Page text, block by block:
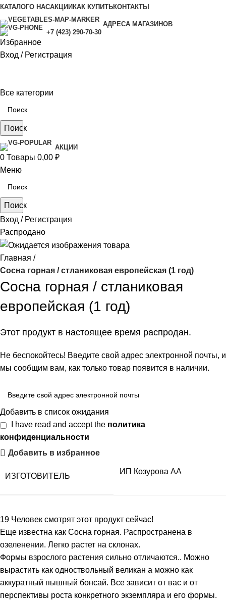
КАТАЛОГО НАСАКЦИИ КАК КУПИТЬКОНТАКТЫ
АДРЕСА МАГАЗИНОВ
+7 (423) 290-70-30
Избранное
Вход / Регистрация
Все категории
Поиск
АКЦИИ
0 Товары 0,00 ₽
Меню
Поиск
Вход / Регистрация
Распродано
Главная
Сосна горная / стланиковая европейская (1 год)
Сосна горная / стланиковая
европейская (1 год)
Этот продукт в настоящее время распродан.
Не беспокойтесь! Введите свой адрес электронной почты, и
мы сообщим вам, как только товар появится в наличии.
Добавить в список ожидания
I have read and accept the политика
конфиденциальности
Добавить в избранное
ИЗГОТОВИТЕЛЬ
ИП Козурова АА
19 Человек смотрят этот продукт сейчас!
Еще известна как Сосна горная. Распространена в
озеленении. Легко растет на склонах.
Формы взрослого растения сильно отличаются.. Можно
вырастить как одноствольный великан а можно как
аккуратный пышный бонсай. Все зависит от вас и от
перспективы роста конкретного экземпляра и его формы.